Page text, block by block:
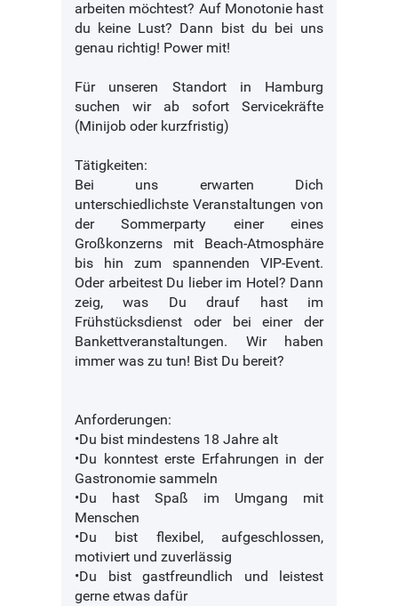
arbeiten möchtest? Auf Monotonie hast
du keine Lust? Dann bist du bei uns
genau richtig! Power mit!
Für unseren Standort in Hamburg
suchen wir ab sofort Servicekräfte
(Minijob oder kurzfristig)
Tätigkeiten:
Bei uns erwarten Dich
unterschiedlichste Veranstaltungen von
der Sommerparty einer eines
Großkonzerns mit Beach-Atmosphäre
bis hin zum spannenden VIP-Event.
Oder arbeitest Du lieber im Hotel? Dann
zeig, was Du drauf hast im
Frühstücksdienst oder bei einer der
Bankettveranstaltungen. Wir haben
immer was zu tun! Bist Du bereit?
Anforderungen:
•Du bist mindestens 18 Jahre alt
•Du konntest erste Erfahrungen in der
Gastronomie sammeln
•Du hast Spaß im Umgang mit
Menschen
•Du bist flexibel, aufgeschlossen,
motiviert und zuverlässig
•Du bist gastfreundlich und leistest
gerne etwas dafür